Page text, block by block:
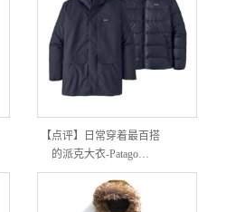
【点评】日常穿着最百搭
的派克大衣-Patago…